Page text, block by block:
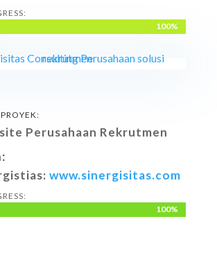
100%
100%
Perusahaan Rekrutmen
www.sinergisitas.com
100%
100%